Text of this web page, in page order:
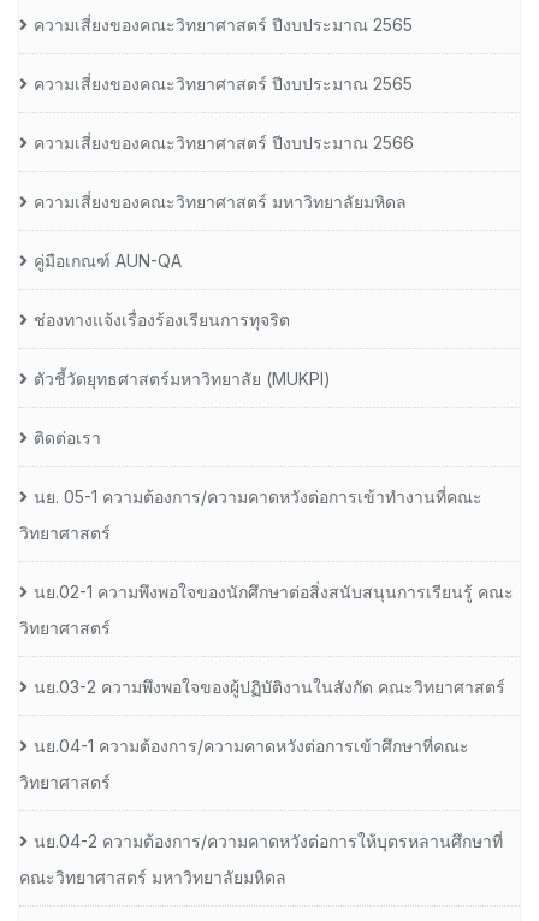
ความเสี่ยงของคณะวิทยาศาสตร์ ปีงบประมาณ 2565
ความเสี่ยงของคณะวิทยาศาสตร์ ปีงบประมาณ 2565
ความเสี่ยงของคณะวิทยาศาสตร์ ปีงบประมาณ 2566
ความเสี่ยงของคณะวิทยาศาสตร์ มหาวิทยาลัยมหิดล
คู่มือเกณฑ์ AUN-QA
ช่องทางแจ้งเรื่องร้องเรียนการทุจริต
ตัวชี้วัดยุทธศาสตร์มหาวิทยาลัย (MUKPI)
ติดต่อเรา
นย. 05-1 ความต้องการ/ความคาดหวังต่อการเข้าทำงานที่คณะ
วิทยาศาสตร์
นย.02-1 ความพึงพอใจของนักศึกษาต่อสิ่งสนับสนุนการเรียนรู้ คณะ
วิทยาศาสตร์
นย.03-2 ความพึงพอใจของผู้ปฏิบัติงานในสังกัด คณะวิทยาศาสตร์
นย.04-1 ความต้องการ/ความคาดหวังต่อการเข้าศึกษาที่คณะ
วิทยาศาสตร์
นย.04-2 ความต้องการ/ความคาดหวังต่อการให้บุตรหลานศึกษาที่
คณะวิทยาศาสตร์ มหาวิทยาลัยมหิดล